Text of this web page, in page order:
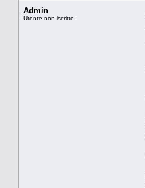
Admin
Utente non iscritto